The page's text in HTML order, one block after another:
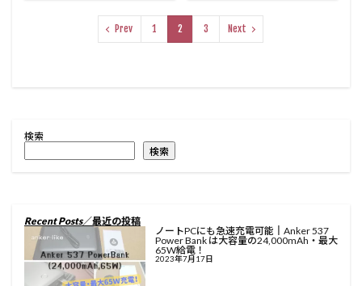
Prev 1 2 3 Next
検索
検索
Recent Posts／最近の投稿
ノートPCにも急速充電可能║Anker 537
Power Bank は大容量の24,000mAh・最大
65W給電！
2023年7月17日